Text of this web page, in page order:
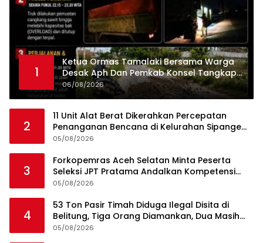
1
Ketua Ormas Tamalaki Bersama Warga
Desak Aph Dan Pemkab Konsel Tangkap
Pelaku Angkut Cangkang Sawit Overload,
Truk PT KAP Melintas Jalan Umum
06/08/2026
2
11 Unit Alat Berat Dikerahkan Percepatan
Penanganan Bencana di Kelurahan Sipange
Kecamatan Tukka
05/08/2026
3
Forkopemras Aceh Selatan Minta Peserta
Seleksi JPT Pratama Andalkan Kompetensi
dan Integritas, Bukan Kedekatan
05/08/2026
4
53 Ton Pasir Timah Diduga Ilegal Disita di
Belitung, Tiga Orang Diamankan, Dua Masih
Diburu
05/08/2026